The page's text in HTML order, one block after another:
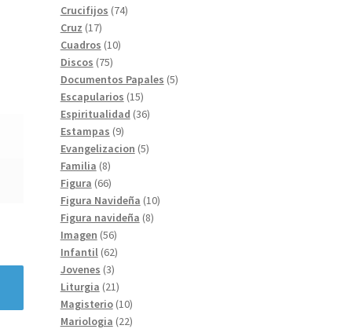
productos
Crucifijos 7474
Cruz 1717
productos
Cuadros 1010
Discos 7575
productos
Documentos Papales 55
Escapularios 1515
productos
Espiritualidad 3636
Estampas 99
productos
Evangelizacion 55
Familia 88
productos
Figura 6666
productos
Figura Navideña 1010
Figura navideña 88
Imagen 5656
productos
Infantil 6262
productos
Jovenes 33
productos
Liturgia 2121
productos
Magisterio 1010
productos
Mariologia 2222